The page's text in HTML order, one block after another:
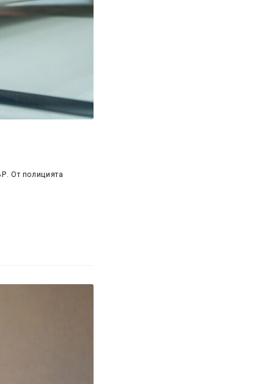
От полицията